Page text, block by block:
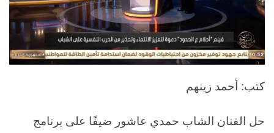
كتب: أحمد زينهم
حل الفنان الشاب حمدي عاشور ضيفًا على برنامج